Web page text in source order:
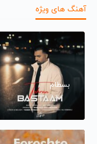
آهنگ های ویژه
بسطام